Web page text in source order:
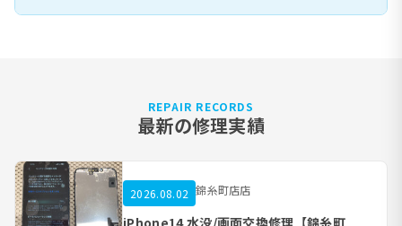
REPAIR RECORDS
最新の修理実績
2026.08.02 錦糸町店店
iPhone14 水没/画面交換修理【錦糸町